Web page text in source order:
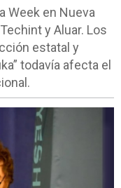
Week en Nueva
y Aluar. Los
estatal y
todavía afecta el